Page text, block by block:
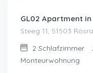
GL02 Apartment
Steeg 11, 51503
2 Schlafzimmer
Monteurwohnung